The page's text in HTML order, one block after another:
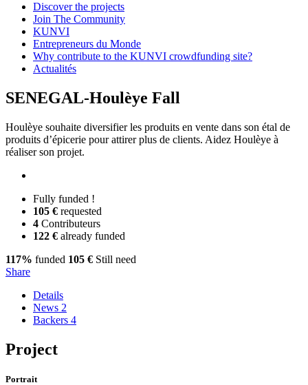
Discover the projects
Join The Community
KUNVI
Entrepreneurs du Monde
Why contribute to the KUNVI crowdfunding site?
Actualités
SENEGAL-Houlèye Fall
Houlèye souhaite diversifier les produits en vente dans son étal de
produits d’épicerie pour attirer plus de clients. Aidez Houlèye à
réaliser son projet.
Fully funded !
105 € requested
4 Contributeurs
122 € already funded
117% funded 105 € Still need
Share
Details
News 2
Backers 4
Project
Portrait